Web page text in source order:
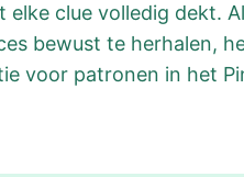
clue volledig dekt.
bewust te herhalen,
voor patronen in het